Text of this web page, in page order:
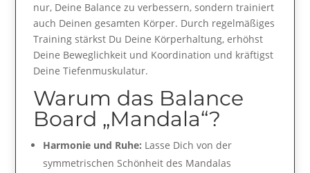
nur, Deine Balance zu verbessern, sondern trainiert
auch Deinen gesamten Körper. Durch regelmäßiges
Training stärkst Du Deine Körperhaltung, erhöhst
Deine Beweglichkeit und Koordination und kräftigst
Deine Tiefenmuskulatur.
Warum das Balance
Board „Mandala“?
Harmonie und Ruhe: Lasse Dich von der
symmetrischen Schönheit des Mandalas